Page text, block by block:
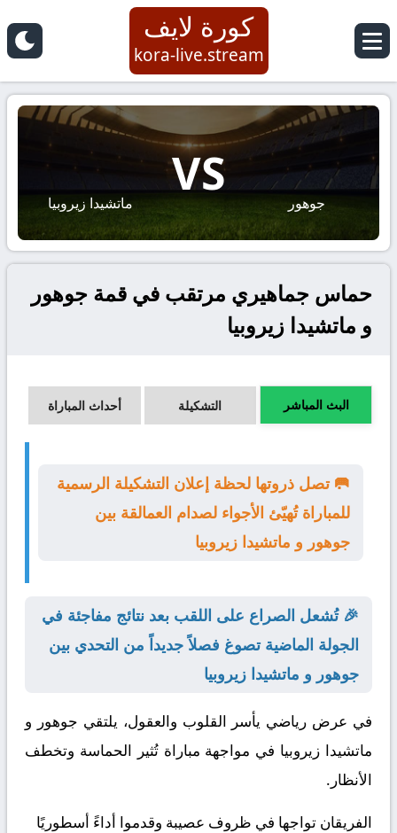
كورة لايف
kora-live.stream
جوهور
VS
ماتشيدا زيروبيا
حماس جماهيري مرتقب في قمة جوهور
و ماتشيدا زيروبيا
البث المباشر التشكيلة أحداث المباراة
🥅 تصل ذروتها لحظة إعلان التشكيلة الرسمية
للمباراة تُهيّئ الأجواء لصدام العمالقة بين
جوهور و ماتشيدا زيروبيا
🎉 تُشعل الصراع على اللقب بعد نتائج مفاجئة في
الجولة الماضية تصوغ فصلاً جديداً من التحدي بين
جوهور و ماتشيدا زيروبيا
في عرض رياضي يأسر القلوب والعقول، يلتقي جوهور و
ماتشيدا زيروبيا في مواجهة مباراة تُثير الحماسة وتخطف
الأنظار.
الفريقان تواجها في ظروف عصيبة وقدموا أداءً أسطوريًا